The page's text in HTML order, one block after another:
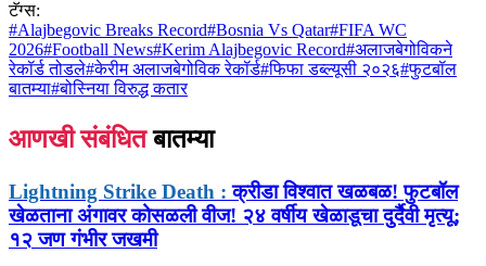
टॅग्स:
#Alajbegovic Breaks Record#Bosnia Vs Qatar#FIFA WC
2026#Football News#Kerim Alajbegovic Record#अलाजबेगोविकने
रेकॉर्ड तोडले#केरीम अलाजबेगोविक रेकॉर्ड#फिफा डब्ल्यूसी २०२६#फुटबॉल
बातम्या#बोस्निया विरुद्ध कतार
आणखी संबंधित बातम्या
Lightning Strike Death : क्रीडा विश्वात खळबळ! फुटबॉल
खेळताना अंगावर कोसळली वीज! २४ वर्षीय खेळाडूचा दुर्दैवी मृत्यू;
१२ जण गंभीर जखमी